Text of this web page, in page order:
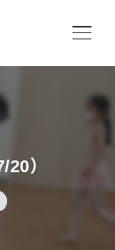
）